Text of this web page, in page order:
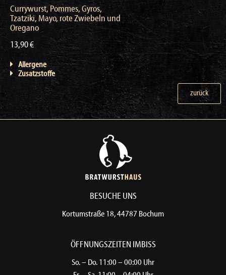
Currywurst, Pommes, Gyros,
Tzatziki, Mayo, rote Zwiebeln und
Oregano
13,90 €
Allergene
Zusatzstoffe
zurück
BESUCHE UNS
Kortumstraße 18, 44787 Bochum​
ÖFFNUNGSZEITEN IMBISS​
So. – Do. 11:00 – 00:00 Uhr